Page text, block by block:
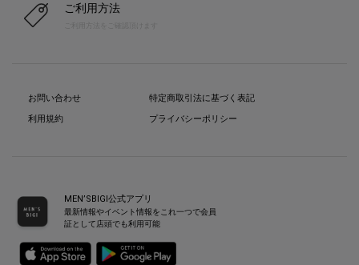
ご利用方法
お問い合わせ
利用規約
特定商取引法に基づく表記
プライバシーポリシー
MEN’SBIGI公式アプリ
最新情報やイベント情報をこれ一つで会員
証として店頭でも利用可能